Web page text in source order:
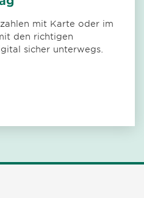
mit Karte oder im
den richtigen
sicher unterwegs.